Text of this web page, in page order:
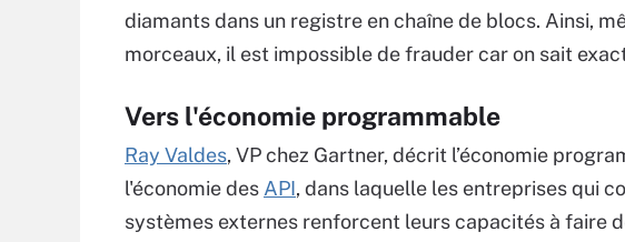
diamants dans un registre en chaîne de blocs. Ainsi,
morceaux, il est impossible de frauder car on sait
Vers l'économie programmable
Ray Valdes, VP chez Gartner, décrit l’économie
l'économie des API, dans laquelle les entreprises qui
systèmes externes renforcent leurs capacités à faire